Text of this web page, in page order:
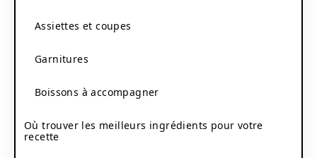
Assiettes et coupes
Garnitures
Boissons à accompagner
Où trouver les meilleurs ingrédients pour votre
recette